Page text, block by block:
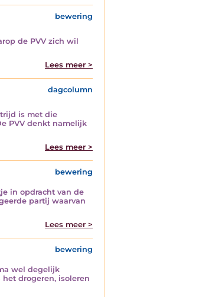
bewering
de PVV zich wil
Lees meer >
dagcolumn
is met die
PVV denkt namelijk
Lees meer >
bewering
in opdracht van de
partij waarvan
Lees meer >
bewering
wel degelijk
drogeren, isoleren